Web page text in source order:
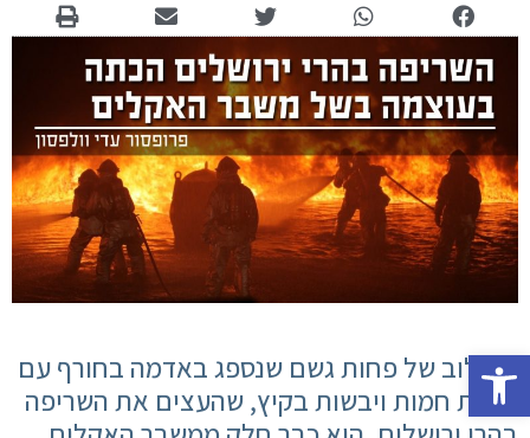
פתח סרגל נגישות
השילוב של פחות גשם שנספג באדמה בחורף עם
רוחות חמות ויבשות בקיץ, שהעצים את השריפה